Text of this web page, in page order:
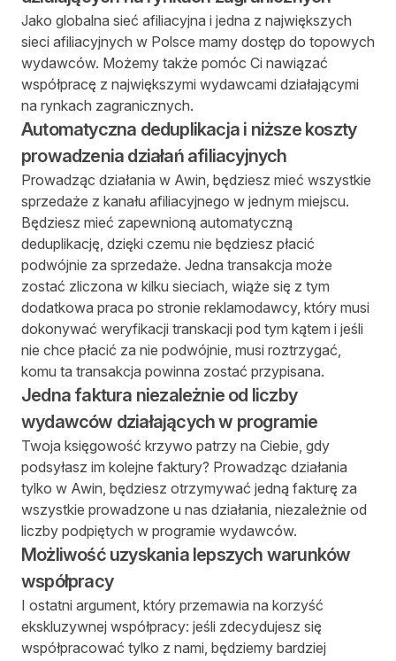
Jako globalna sieć afiliacyjna i jedna z największych
sieci afiliacyjnych w Polsce mamy dostęp do topowych
wydawców. Możemy także pomóc Ci nawiązać
współpracę z największymi wydawcami działającymi
na rynkach zagranicznych.
Automatyczna deduplikacja i niższe koszty
prowadzenia działań afiliacyjnych
Prowadząc działania w Awin, będziesz mieć wszystkie
sprzedaże z kanału afiliacyjnego w jednym miejscu.
Będziesz mieć zapewnioną automatyczną
deduplikację, dzięki czemu nie będziesz płacić
podwójnie za sprzedaże. Jedna transakcja może
zostać zliczona w kilku sieciach, wiąże się z tym
dodatkowa praca po stronie reklamodawcy, który musi
dokonywać weryfikacji transkacji pod tym kątem i jeśli
nie chce płacić za nie podwójnie, musi roztrzygać,
komu ta transakcja powinna zostać przypisana.
Jedna faktura niezależnie od liczby
wydawców działających w programie
Twoja księgowość krzywo patrzy na Ciebie, gdy
podsyłasz im kolejne faktury? Prowadząc działania
tylko w Awin, będziesz otrzymywać jedną fakturę za
wszystkie prowadzone u nas działania, niezależnie od
liczby podpiętych w programie wydawców.
Możliwość uzyskania lepszych warunków
współpracy
I ostatni argument, który przemawia na korzyść
ekskluzywnej współpracy: jeśli zdecydujesz się
współpracować tylko z nami, będziemy bardziej